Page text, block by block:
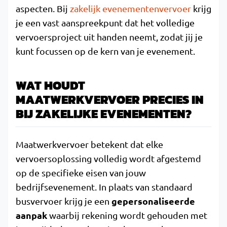
aspecten. Bij zakelijk evenementenvervoer krijg
je een vast aanspreekpunt dat het volledige
vervoersproject uit handen neemt, zodat jij je
kunt focussen op de kern van je evenement.
WAT HOUDT
MAATWERKVERVOER PRECIES IN
BIJ ZAKELIJKE EVENEMENTEN?
Maatwerkvervoer betekent dat elke
vervoersoplossing volledig wordt afgestemd
op de specifieke eisen van jouw
bedrijfsevenement. In plaats van standaard
busvervoer krijg je een gepersonaliseerde
aanpakwaarbij rekening wordt gehouden met